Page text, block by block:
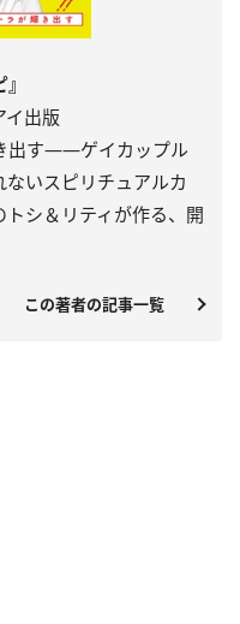
イ出版
出す――ゲイカップル
いスピリチュアルカ
シ＆リティが作る、開
この著者の記事一覧